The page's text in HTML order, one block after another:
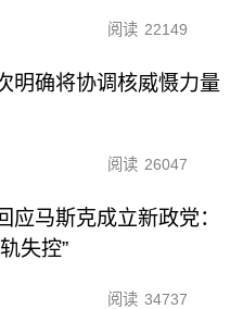
阅读 22149
明确将协调核威慑力量
阅读 26047
应马斯克成立新政党：
失控”
阅读 34737